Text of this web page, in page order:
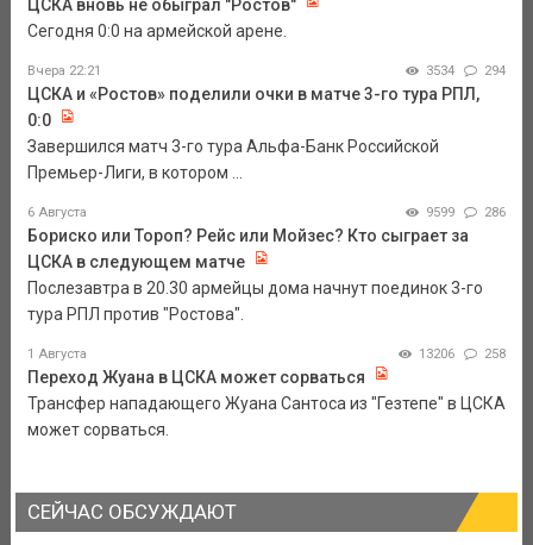
ЦСКА вновь не обыграл "Ростов"
Сегодня 0:0 на армейской арене.
Вчера 22:21 3534 294
ЦСКА и «Ростов» поделили очки в матче 3-го тура РПЛ,
0:0
Завершился матч 3-го тура Альфа-Банк Российской
Премьер-Лиги, в котором ...
6 Августа 9599 286
Бориско или Тороп? Рейс или Мойзес? Кто сыграет за
ЦСКА в следующем матче
Послезавтра в 20.30 армейцы дома начнут поединок 3-го
тура РПЛ против "Ростова".
1 Августа 13206 258
Переход Жуана в ЦСКА может сорваться
Трансфер нападающего Жуана Сантоса из "Гезтепе" в ЦСКА
может сорваться.
СЕЙЧАС ОБСУЖДАЮТ